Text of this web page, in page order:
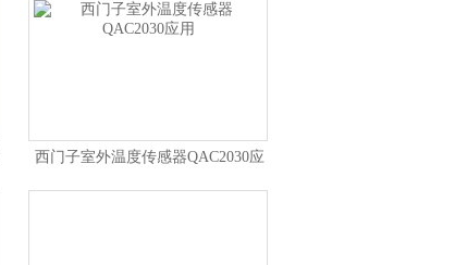
西门子室外温度传感器QAC2030应
用